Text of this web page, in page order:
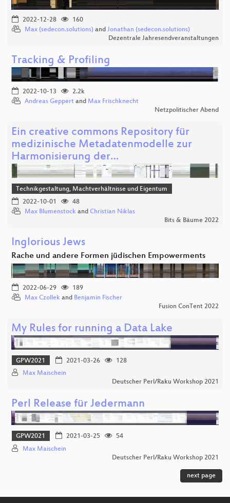
2022-12-28
160
Max (sedecon.solutions) and Jonathan (sedecon.solutions)
Dezentrale Jahresendveranstaltungen
Tracking & Profiling
2022-10-13
2.2k
Andreas Geppert and Max Frischknecht
Netzpolitischer Abend
Ein creative commons Repository für
medizinische Metadatenmodelle zur
Harmonisierung der…
Technikgestaltung, Machtverhältnisse und Eigentum
2022-10-01
48
Max Blumenstock and Christian Niklas
Bits & Bäume 2022
Inglorious Jews
Rache und andere Formen jüdischen Empowerments
2022-06-29
189
Max Czollek and Benjamin Fischer
Fusion ConTent 2022
My Rules for running a Data Lake
GPW2021 2021-03-26
128
Max Maischein
Deutscher Perl/Raku Workshop 2021
Perl Release für Jedermann
GPW2021 2021-03-25
54
Max Maischein
Deutscher Perl/Raku Workshop 2021
next page